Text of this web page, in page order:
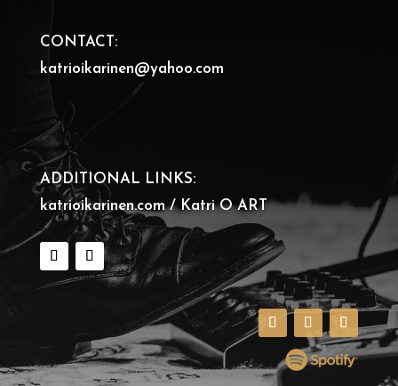
CONTACT:
katrioikarinen@yahoo.com
ADDITIONAL LINKS:
katrioikarinen.com / Katri O ART